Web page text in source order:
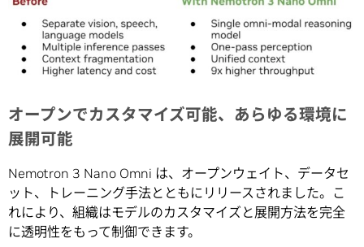
オープンでカスタマイズ可能、あらゆる環境に
展開可能
Nemotron 3 Nano Omni は、オープンウェイト、データセ
ット、トレーニング手法とともにリリースされました。こ
れにより、組織はモデルのカスタマイズと展開方法を完全
に透明性をもって制御できます。